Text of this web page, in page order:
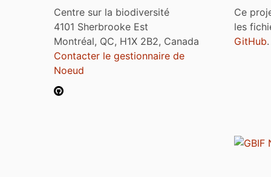
Centre sur la biodiversité
4101 Sherbrooke Est
Montréal, QC, H1X 2B2, Canada
Contacter le gestionnaire de
Noeud
Ce
les
GitHub.